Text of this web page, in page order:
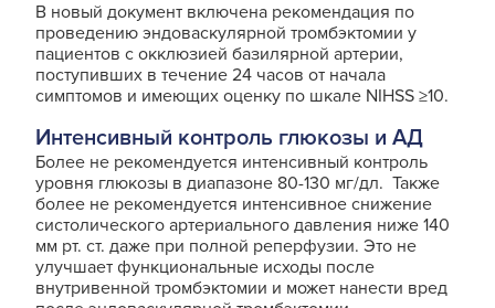
В новый документ включена рекомендация по
проведению эндоваскулярной тромбэктомии у
пациентов с окклюзией базилярной артерии,
поступивших в течение 24 часов от начала
симптомов и имеющих оценку по шкале NIHSS ≥10.
Интенсивный контроль глюкозы и АД
Более не рекомендуется интенсивный контроль
уровня глюкозы в диапазоне 80-130 мг/дл. Также
более не рекомендуется интенсивное снижение
систолического артериального давления ниже 140
мм рт. ст. даже при полной реперфузии. Это не
улучшает функциональные исходы после
внутривенной тромбэктомии и может нанести вред